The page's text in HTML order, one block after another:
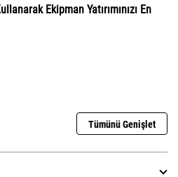
Ekipman Yatırımınızı En
Tümünü Genişlet